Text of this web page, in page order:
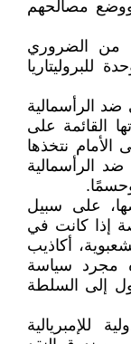
ووضع مصالحهم
من الضروري
للبروليتاريا
ضد الرأسمالية
القائمة على
الأمام نتخذها
الرأسمالية
على سبيل
إذا كانت في
أكاذيب
مجرد سياسة
إلى السلطة
للإمبريالية